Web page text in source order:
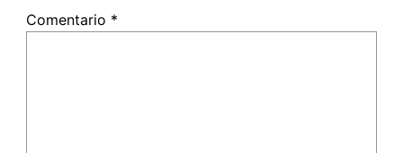
Comentario *